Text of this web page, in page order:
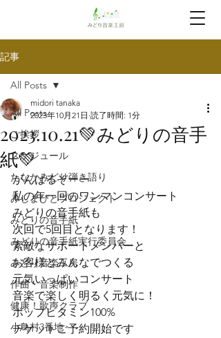
記事
All Posts
ご挨拶
スケジュール
たなかみどり弾き語り
みしまびとプロジェクト
みどりの音手紙
みどりの音手紙実行委員会
みどり音楽工房
作曲・音楽制作
健康！歌声クラブ
小鳥村3番地
All Posts
2023.10.21💚みどりの音手
紙💚
midori tanaka
2023年10月21日 読了時間: 1分
がんばるぞーー
私の年一回のワンマンコンサート
みどりの音手紙も
次回で5回目となります！
素敵なサポートメンバーと
お客様とみんなでつくる
元気いっぱいコンサート
音楽で楽しく明るく元気に！
ポップビタミン100%
チケットご予約開始です